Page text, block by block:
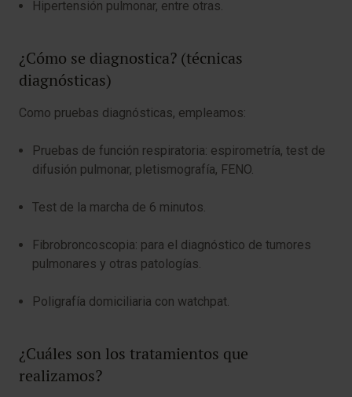
Hipertensión pulmonar, entre otras.
¿Cómo se diagnostica? (técnicas
diagnósticas)
Como pruebas diagnósticas, empleamos:
Pruebas de función respiratoria: espirometría, test de
difusión pulmonar, pletismografía, FENO.
Test de la marcha de 6 minutos.
Fibrobroncoscopia: para el diagnóstico de tumores
pulmonares y otras patologías.
Poligrafía domiciliaria con watchpat.
¿Cuáles son los tratamientos que
realizamos?